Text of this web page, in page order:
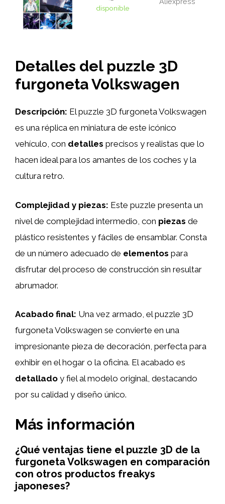
disponible
Detalles del puzzle 3D
furgoneta Volkswagen
Descripción: El puzzle 3D furgoneta Volkswagen
es una réplica en miniatura de este icónico
vehículo, con detalles precisos y realistas que lo
hacen ideal para los amantes de los coches y la
cultura retro.
Complejidad y piezas: Este puzzle presenta un
nivel de complejidad intermedio, con piezas de
plástico resistentes y fáciles de ensamblar. Consta
de un número adecuado de elementos para
disfrutar del proceso de construcción sin resultar
abrumador.
Acabado final: Una vez armado, el puzzle 3D
furgoneta Volkswagen se convierte en una
impresionante pieza de decoración, perfecta para
exhibir en el hogar o la oficina. El acabado es
detallado y fiel al modelo original, destacando
por su calidad y diseño único.
Más información
¿Qué ventajas tiene el puzzle 3D de la
furgoneta Volkswagen en comparación
con otros productos freakys
japoneses?